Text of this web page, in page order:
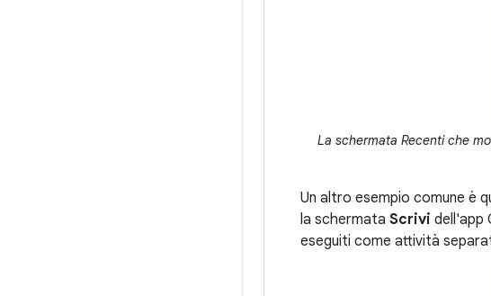
La schermata Recenti che
Un altro esempio comune è
la schermata Scrivi dell'app
eseguiti come attività